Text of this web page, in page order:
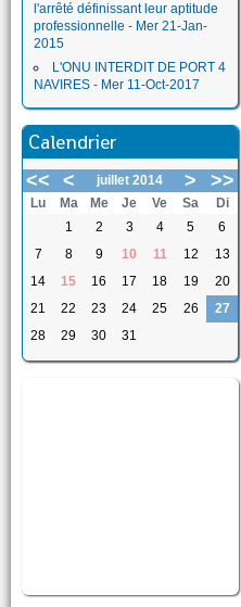
l'arrêté définissant leur aptitude
professionnelle - Mer 21-Jan-
2015
L'ONU INTERDIT DE PORT 4
NAVIRES - Mer 11-Oct-2017
Calendrier
<< < juillet 2014 > >>
Lu Ma Me Je Ve Sa
Di
1
2 3 4 5
6
7
8 9 10 11 12
13
14
15 16 17 18 19
20
21
22 23 24 25 26
27
28
29 30 31